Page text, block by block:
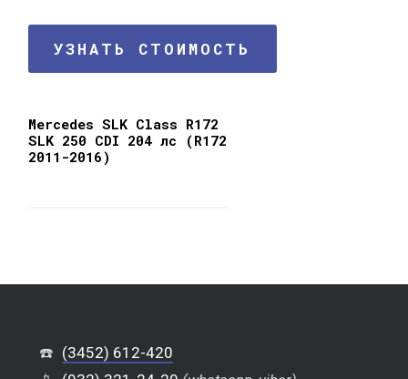
УЗНАТЬ СТОИМОСТЬ
Mercedes SLK Class R172
SLK 250 CDI 204 лс (R172
2011-2016)
☎️ (3452) 612-420